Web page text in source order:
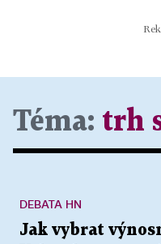
Téma: trh
Jak vybrat
DEBATA HN